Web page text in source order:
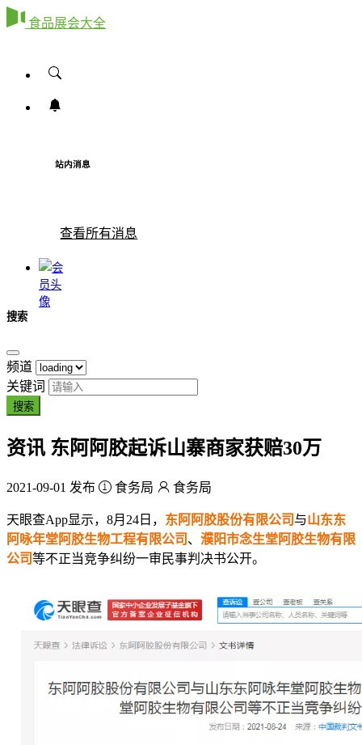
食品展会大全
站内消息
查看所有消息
搜索
频道
关键词
搜索
资讯东阿阿胶起诉山寨商家获赔30万
2021-09-01 发布 食务局 食务局
天眼查App显示，8月24日， 东阿阿胶股份有限公司 与山东东
阿咏年堂阿胶生物工程有限公司 、 濮阳市念生堂阿胶生物有限
公司等不正当竞争纠纷一审民事判决书公开。